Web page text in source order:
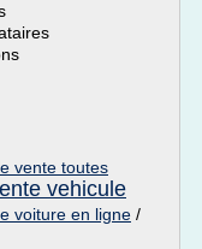
vente toutes
vehicule
voiture en ligne /